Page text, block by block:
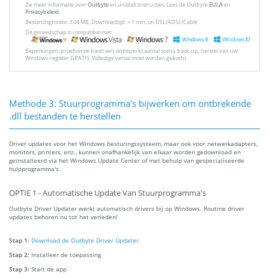
Zie meer informatie overOutbyteen unistall :instructies. Lees de Outbyte EULAen
Privacybeleid
Bestandsgrootte: 3.04 MB, Downloadtijd: < 1 min. on DSL/ADSL/Cable
Dit gereedschap is compatibel met:
Beperkingen: proefversie biedt een onbeperkt aantal scans, back-up, herstel van uw
Windows-register GRATIS. Volledige versie moet worden gekocht.
Methode 3: Stuurprogramma's bijwerken om ontbrekende
.dll bestanden te herstellen
Driver updates voor het Windows besturingssysteem, maar ook voor netwerkadapters,
monitors, printers, enz., kunnen onafhankelijk van elkaar worden gedownload en
geïnstalleerd via het Windows Update Center of met behulp van gespecialiseerde
hulpprogramma's.
OPTIE 1 - Automatische Update Van Stuurprogramma's
Outbyte Driver Updater werkt automatisch drivers bij op Windows. Routine driver
updates behoren nu tot het verleden!
Stap 1: Download de Outbyte Driver Updater
Stap 2: Installeer de toepassing
Stap 3: Start de app